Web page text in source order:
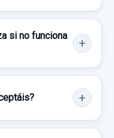
si no funciona